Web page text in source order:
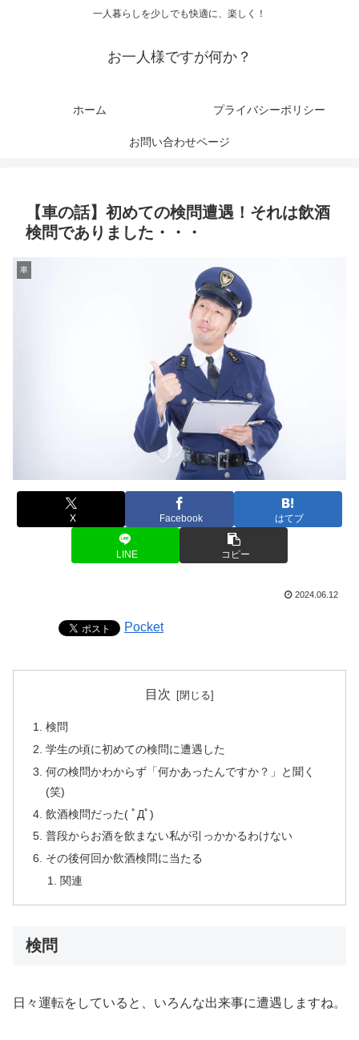
一人暮らしを少しでも快適に、楽しく！
お一人様ですが何か？
ホーム プライバシーポリシー
お問い合わせページ
【車の話】初めての検問遭遇！それは飲酒
検問でありました・・・
車
X Facebook はてブ
LINE コピー
2024.06.12
Pocket
目次
検問
学生の頃に初めての検問に遭遇した
何の検問かわからず「何かあったんですか？」と聞く
(笑)
飲酒検問だった( ﾟДﾟ)
普段からお酒を飲まない私が引っかかるわけない
その後何回か飲酒検問に当たる
関連
検問
日々運転をしていると、いろんな出来事に遭遇しますね。